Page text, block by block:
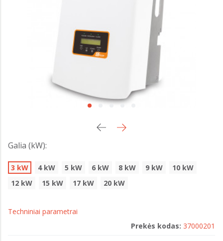
Galia (kW):
3 kW 4 kW 5 kW 6 kW 8 kW 9 kW
10 kW
12 kW
15 kW 17 kW 20 kW
Techniniai parametrai
Prekės kodas: 37000201